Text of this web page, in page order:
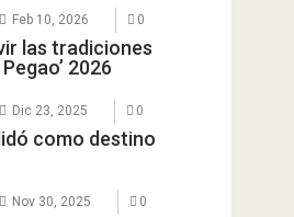
Feb 10, 2026 0
las tradiciones
2026
Dic 23, 2025 0
como destino
Nov 30, 2025 0